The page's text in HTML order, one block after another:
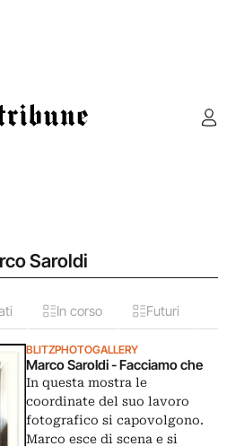
Saroldi
In corso Futuri
BLITZPHOTOGALLERY
Marco Saroldi - Facciamo che
In questa mostra le
coordinate del suo lavoro
fotografico si capovolgono.
Marco esce di scena e si